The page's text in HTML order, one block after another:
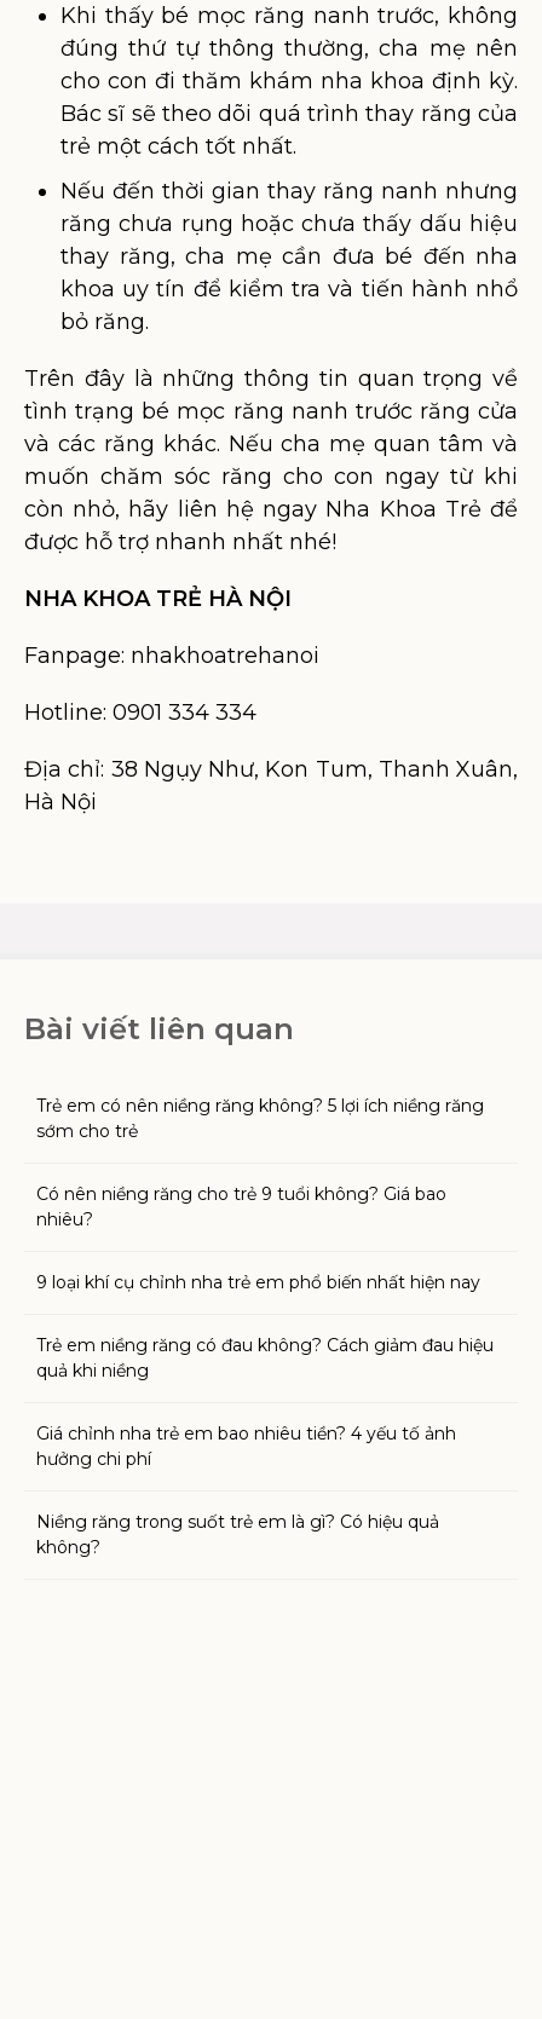
Khi thấy bé mọc răng nanh trước, không
đúng thứ tự thông thường, cha mẹ nên
cho con đi thăm khám nha khoa định kỳ.
Bác sĩ sẽ theo dõi quá trình thay răng của
trẻ một cách tốt nhất.
Nếu đến thời gian thay răng nanh nhưng
răng chưa rụng hoặc chưa thấy dấu hiệu
thay răng, cha mẹ cần đưa bé đến nha
khoa uy tín để kiểm tra và tiến hành nhổ
bỏ răng.
Trên đây là những thông tin quan trọng về
tình trạng bé mọc răng nanh trước răng cửa
và các răng khác. Nếu cha mẹ quan tâm và
muốn chăm sóc răng cho con ngay từ khi
còn nhỏ, hãy liên hệ ngay Nha Khoa Trẻ để
được hỗ trợ nhanh nhất nhé!
NHA KHOA TRẺ HÀ NỘI
Fanpage: nhakhoatrehanoi
Hotline: 0901 334 334
Địa chỉ: 38 Ngụy Như, Kon Tum, Thanh Xuân,
Hà Nội
Bài viết liên quan
Trẻ em có nên niềng răng không? 5 lợi ích niềng răng
sớm cho trẻ
Có nên niềng răng cho trẻ 9 tuổi không? Giá bao
nhiêu?
9 loại khí cụ chỉnh nha trẻ em phổ biến nhất hiện nay
Trẻ em niềng răng có đau không? Cách giảm đau hiệu
quả khi niềng
Giá chỉnh nha trẻ em bao nhiêu tiền? 4 yếu tố ảnh
hưởng chi phí
Niềng răng trong suốt trẻ em là gì? Có hiệu quả
không?